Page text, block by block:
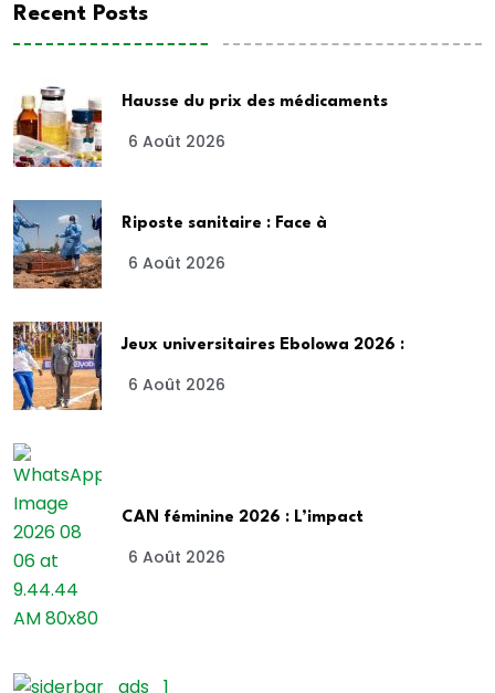
Recent Posts
Hausse du prix des médicaments
6 Août 2026
Riposte sanitaire : Face à
6 Août 2026
Jeux universitaires Ebolowa 2026 :
6 Août 2026
CAN féminine 2026 : L’impact
6 Août 2026